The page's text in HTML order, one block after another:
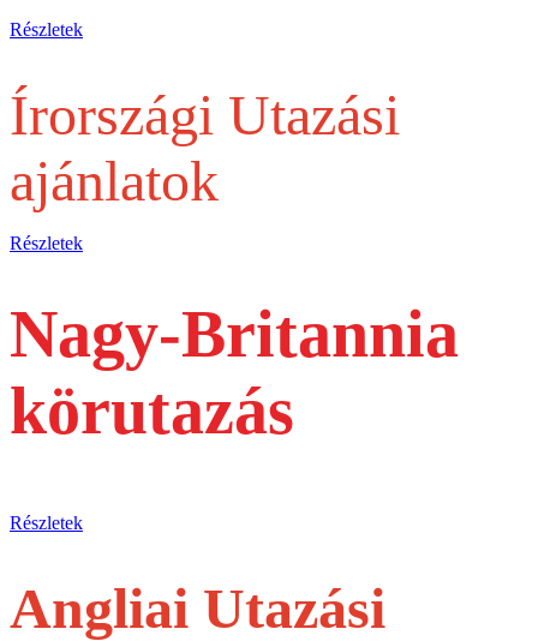
Részletek
Írországi Utazási
ajánlatok
Részletek
Nagy-Britannia
körutazás
Részletek
Angliai Utazási